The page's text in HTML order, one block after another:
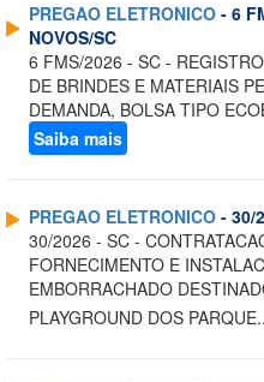
PREGAO ELETRONICO - 6
NOVOS/SC
6 FMS/2026 - SC -
DE BRINDES E MATERIAIS
DEMANDA, BOLSA TIPO
Saiba mais
PREGAO ELETRONICO - 30/
30/2026 - SC -
FORNECIMENTO E
EMBORRACHADO
PLAYGROUND DOS